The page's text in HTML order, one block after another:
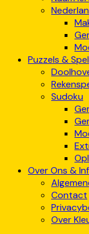
Puzzels &
Sudoku
Over Ons &
Contact
Over